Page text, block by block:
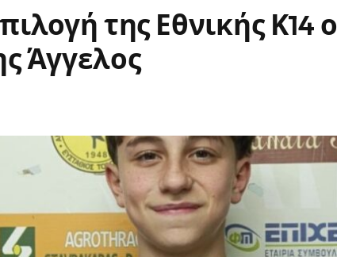
της Εθνικής Κ14 ο
Άγγελος